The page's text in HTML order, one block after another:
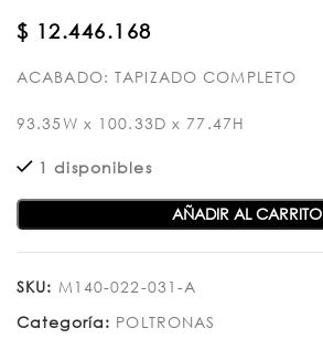
$ 12.446.168
ACABADO: TAPIZADO COMPLETO
93.35W x 100.33D x 77.47H
1 disponibles
AÑADIR AL CARRITO
SKU: M140-022-031-A
Categoría: POLTRONAS